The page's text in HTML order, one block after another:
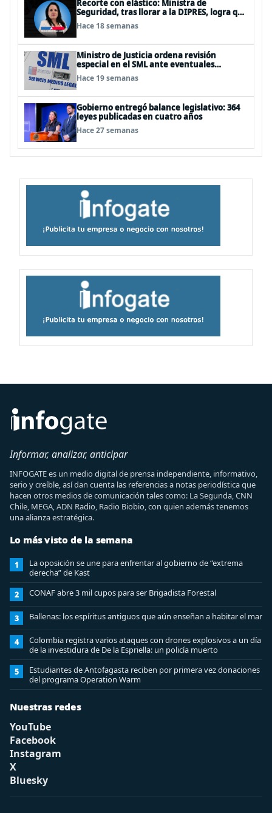
Recorte con elástico: Ministra de
Seguridad, tras llorar a la DIPRES, logra que
no le recorten el temido 3%
Hace 18 semanas
Ministro de Justicia ordena revisión
especial en el SML ante eventuales
irregularidades
Hace 19 semanas
Gobierno entregó balance legislativo: 364
leyes publicadas en cuatro años
Hace 27 semanas
Informar, analizar, anticipar
INFOGATE es un medio digital de prensa independiente, informativo,
serio y creíble, así dan cuenta las referencias a notas periodística que
hacen otros medios de comunicación tales como: La Segunda, CNN
Chile, MEGA, ADN Radio, Radio Biobio, con quien además tenemos
una alianza estratégica.
Lo más visto de la semana
1
La oposición se une para enfrentar al gobierno de “extrema
derecha” de Kast
2 CONAF abre 3 mil cupos para ser Brigadista Forestal
3 Ballenas: los espíritus antiguos que aún enseñan a habitar el mar
4
Colombia registra varios ataques con drones explosivos a un día
de la investidura de De la Espriella: un policía muerto
5
Estudiantes de Antofagasta reciben por primera vez donaciones
del programa Operation Warm
Nuestras redes
YouTube
Facebook
Instagram
X
Bluesky